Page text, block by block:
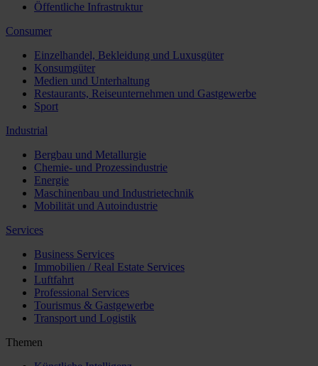
Öffentliche Infrastruktur
Consumer
Einzelhandel, Bekleidung und Luxusgüter
Konsumgüter
Medien und Unterhaltung
Restaurants, Reiseunternehmen und Gastgewerbe
Sport
Industrial
Bergbau und Metallurgie
Chemie- und Prozessindustrie
Energie
Maschinenbau und Industrietechnik
Mobilität und Autoindustrie
Services
Business Services
Immobilien / Real Estate Services
Luftfahrt
Professional Services
Tourismus & Gastgewerbe
Transport und Logistik
Themen